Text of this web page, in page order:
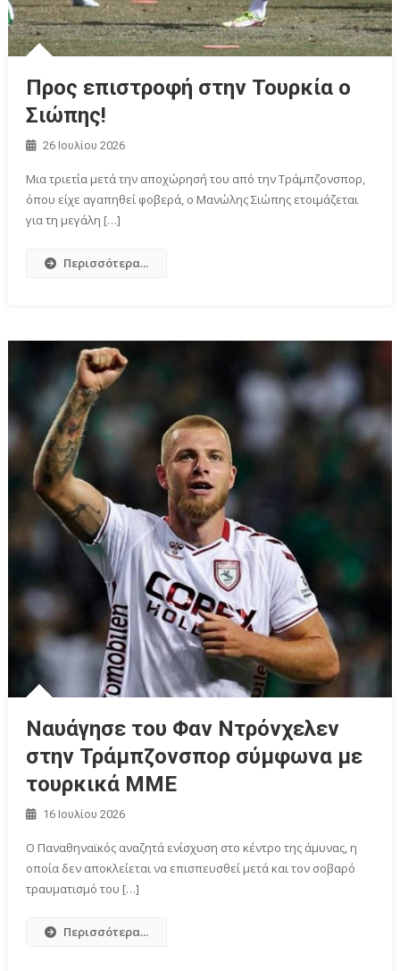
Προς επιστροφή στην Τουρκία ο
Σιώπης!
26 Ιουλίου 2026
Μια τριετία μετά την αποχώρησή του από την Τράμπζονσπορ,
όπου είχε αγαπηθεί φοβερά, ο Μανώλης Σιώπης ετοιμάζεται
για τη μεγάλη […]
Περισσότερα...
Ναυάγησε του Φαν Ντρόνχελεν
στην Τράμπζονσπορ σύμφωνα με
τουρκικά ΜΜΕ
16 Ιουλίου 2026
Ο Παναθηναϊκός αναζητά ενίσχυση στο κέντρο της άμυνας, η
οποία δεν αποκλείεται να επισπευσθεί μετά και τον σοβαρό
τραυματισμό του […]
Περισσότερα...